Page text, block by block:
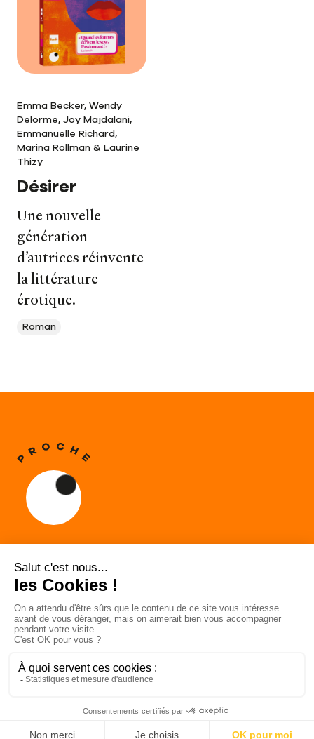
Emma Becker, Wendy
Delorme, Joy Majdalani,
Emmanuelle Richard,
Marina Rollman & Laurine
Thizy
Désirer
Une nouvelle
génération
d’autrices réinvente
la littérature
érotique.
Roman
Proche,
une collection de livres
à garder près de soi.
Qui sommes-nous ?
Contactez-nous